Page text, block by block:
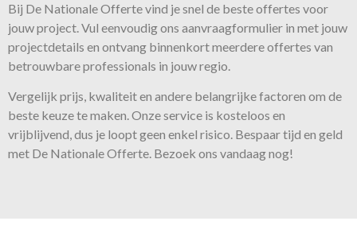
Bij De Nationale Offerte vind je snel de besteoffertes voor
jouw project. Vul eenvoudig ons aanvraagformulier in met jouw
projectdetails en ontvang binnenkort meerdere offertes van
betrouwbare professionals in jouw regio.
Vergelijk prijs, kwaliteit en andere belangrijke factoren om de
beste keuze te maken. Onzeservice is kosteloos en
vrijblijvend, dus je loopt geen enkel risico. Bespaar tijd en geld
met De Nationale Offerte. Bezoek ons vandaag nog!